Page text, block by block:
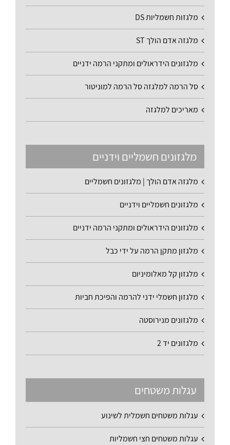
מלגזות חשמליות DS
מלגזה אדם הולך ST
מלגזונים הידראולים ומתקני הרמה ידניים
סל הרמה למלגזה סל הרמה למוניטור
מאריכים למלגזה
מלגזונים חשמליים וידניים
מלגזה אדם הולך | מלגזונים חשמליים
מלגזונים חשמליים וידניים
מלגזונים הידראולים ומתקני הרמה ידניים
מלגזון מתקן הרמה על ידי כבל
מלגזון קל מאלומיניום
מלגזון חשמלי ידני להרמה והפיכת חביות
מלגזונים מנירוסטה
מלגזונים יד 2
עגלות משטחים
עגלות משטחים חשמלית לשינוע
עגלות משטחים חצי חשמליות